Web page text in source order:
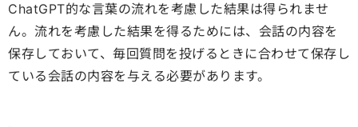
ChatGPT的な言葉の流れを考慮した結果は得られませ
ん。流れを考慮した結果を得るためには、会話の内容を
保存しておいて、毎回質問を投げるときに合わせて保存し
ている会話の内容を与える必要があります。